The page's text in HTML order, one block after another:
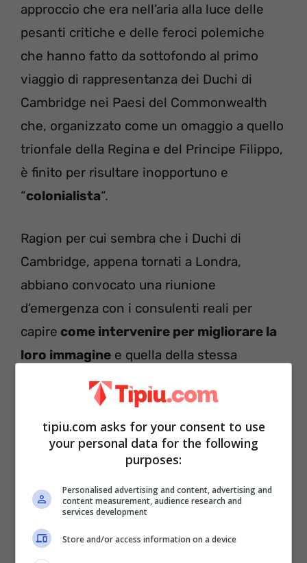
approccio che era nell’aria alla luce delle
pesanti critiche e delle feroci polemiche
che hanno fatto da sottofondo al primo
viaggio di rappresentanza dei Duchi di
Cambridge nei Paesi del Commonwealth
che, organizzato come un omaggio a quello
trionfale della Regina e del Principe Filippo,
è finito per risultare inopportuno e
“colonialista“.
Ragion per cui sembra che i Duchi di
Cambridge, appena tornati a Londra,
abbiano convocato una riunione
d’emergenza con i consulenti reali per
capire come intervenire per migliorare la
loro immagine e quella della stessa
Kate e William come Harry e Meghan:
basta titoli nobiliari e inchini
tipiu.com asks for your consent to use
your personal data for the following
purposes:
Personalised advertising and content, advertising and
content measurement, audience research and
services development
Store and/or access information on a device